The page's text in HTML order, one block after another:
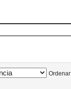
Ordenar